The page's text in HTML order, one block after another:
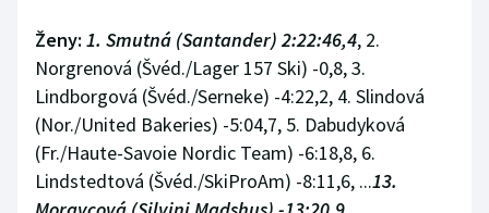
Ženy: 1. Smutná (Santander) 2:22:46,4, 2.
Norgrenová (Švéd./Lager 157 Ski) -0,8, 3.
Lindborgová (Švéd./Serneke) -4:22,2, 4. Slindová
(Nor./United Bakeries) -5:04,7, 5. Dabudyková
(Fr./Haute-Savoie Nordic Team) -6:18,8, 6.
Lindstedtová (Švéd./SkiProAm) -8:11,6, ...13.